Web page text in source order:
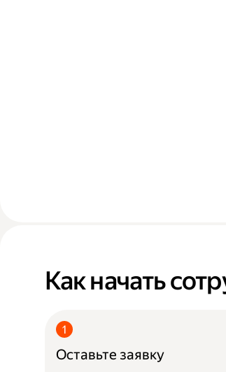
Как начать
Оставьте заявку